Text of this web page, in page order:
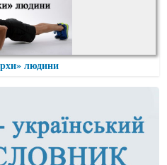
людини